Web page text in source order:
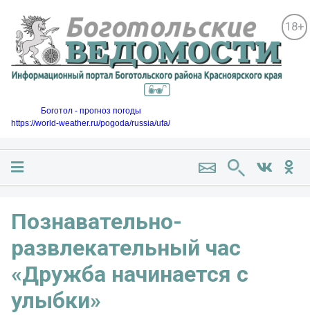
18+
Боготол - прогноз погоды
https://world-weather.ru/pogoda/russia/ufa/
Познавательно-
развлекательный час
«Дружба начинается с
улыбки»